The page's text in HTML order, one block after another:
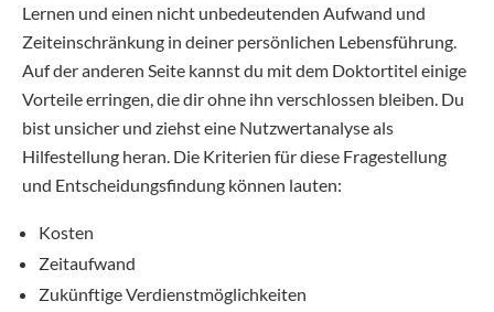
Lernen und einen nicht unbedeutenden Aufwand und
Zeiteinschränkung in deiner persönlichen Lebensführung.
Auf der anderen Seite kannst du mit dem Doktortitel einige
Vorteile erringen, die dir ohne ihn verschlossen bleiben. Du
bist unsicher und ziehst eine Nutzwertanalyse als
Hilfestellung heran. Die Kriterien für diese Fragestellung
und Entscheidungsfindung können lauten:
Kosten
Zeitaufwand
Zukünftige Verdienstmöglichkeiten